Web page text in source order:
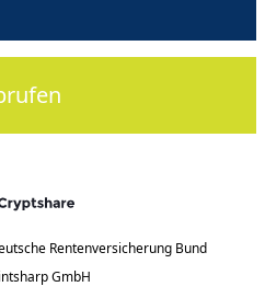
Rentenversicherung Bund
GmbH